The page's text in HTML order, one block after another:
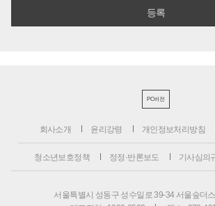
PC버전
회사소개 윤리강령 개인정보처리방침
청소년보호정책 정정·반론보도 기사심의
서울특별시 성동구 성수일로 39-34 서울숲더